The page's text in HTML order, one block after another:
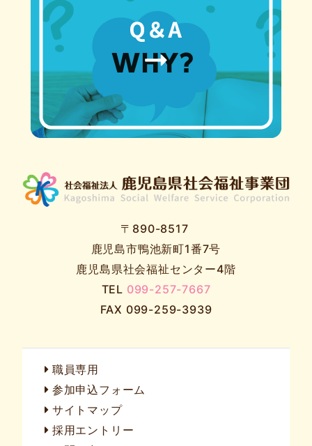
〒890-8517
鹿児島市鴨池新町1番7号
鹿児島県社会福祉センター4階
TEL 099-257-7667
FAX 099-259-3939
職員専用
参加申込フォーム
サイトマップ
採用エントリー